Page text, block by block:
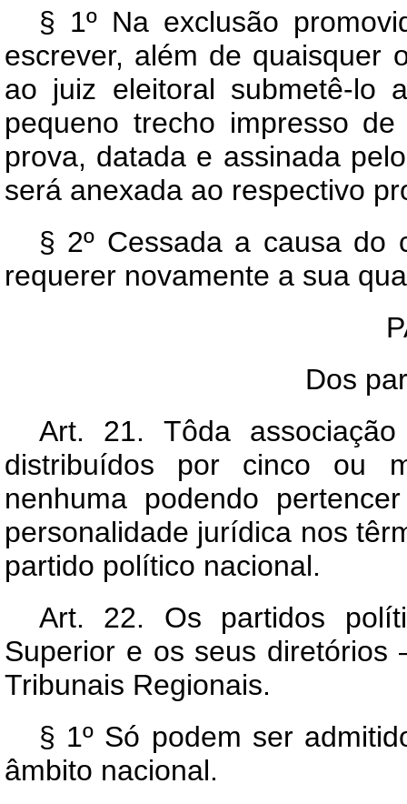
§ 1º Na exclusão
escrever, além de quaisquer
ao juiz eleitoral submetê-lo
pequeno trecho impresso
prova, datada e assinada
será anexada ao respectivo
§ 2º Cessada a causa do
requerer novamente a sua
Dos
Art. 21. Tôda
distribuídos por cinco ou
nenhuma podendo
personalidade jurídica nos
partido político nacional.
Art. 22. Os partidos
Superior e os seus diretórios
Tribunais Regionais.
§ 1º Só podem ser
âmbito nacional.